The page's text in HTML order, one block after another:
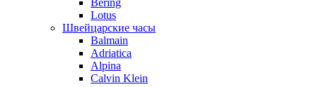
Bering
Lotus
Швейцарские часы
Balmain
Adriatica
Alpina
Calvin Klein